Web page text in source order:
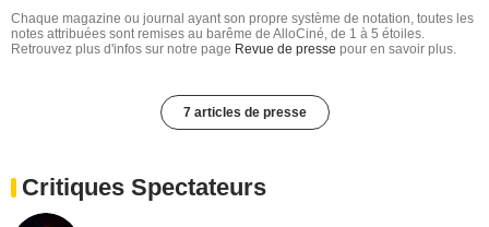
Chaque magazine ou journal ayant son propre système de notation, toutes les
notes attribuées sont remises au barême de AlloCiné, de 1 à 5 étoiles.
Retrouvez plus d'infos sur notre page Revue de presse pour en savoir plus.
7 articles de presse
Critiques Spectateurs